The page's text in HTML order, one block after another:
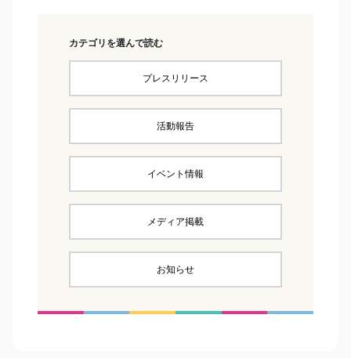
カテゴリを選んで読む
プレスリリース
活動報告
イベント情報
メディア掲載
お知らせ